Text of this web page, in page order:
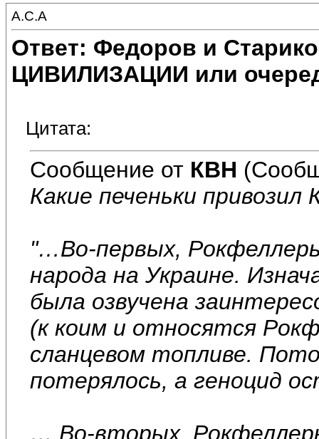
А.С.А
Ответ: Федоров и
ЦИВИЛИЗАЦИИ или
Цитата:
Сообщение от КВН
Какие печеньки привозил
"…Во-первых,
народа на Украине.
была озвучена
(к коим и относятся
сланцевом топливе.
потерялось, а геноцид
….Во-вторых,